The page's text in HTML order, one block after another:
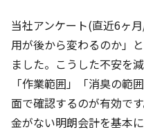
当社アンケート(直近6ヶ月
用が後から変わるのか」
ました。こうした不安を
「作業範囲」「消臭の範
面で確認するのが有効で
金がない明朗会計を基本